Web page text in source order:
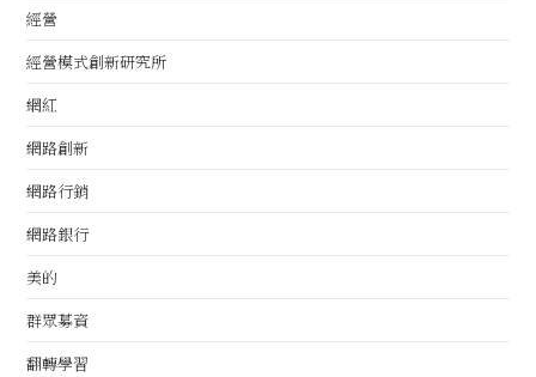
經營
經營模式創新研究所
網紅
網路創新
網路行銷
網路銀行
美的
群眾募資
翻轉學習